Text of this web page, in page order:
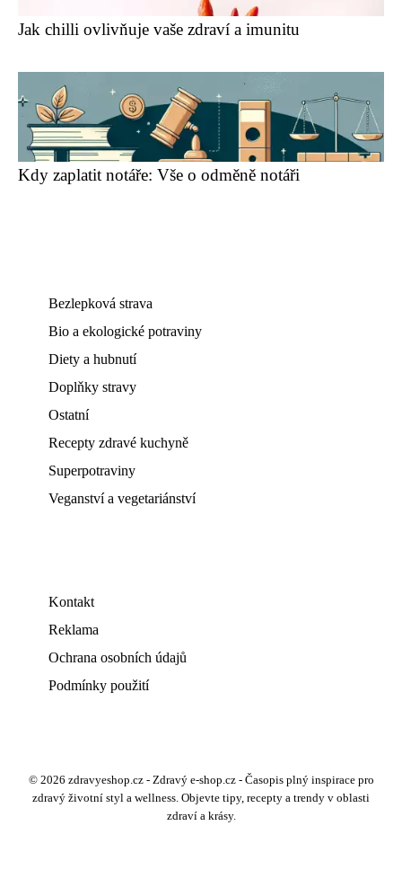
Jak chilli ovlivňuje vaše zdraví a imunitu
Kdy zaplatit notáře: Vše o odměně notáři
Bezlepková strava
Bio a ekologické potraviny
Diety a hubnutí
Doplňky stravy
Ostatní
Recepty zdravé kuchyně
Superpotraviny
Veganství a vegetariánství
Kontakt
Reklama
Ochrana osobních údajů
Podmínky použití
© 2026 zdravyeshop.cz - Zdravý e-shop.cz - Časopis plný inspirace pro
zdravý životní styl a wellness. Objevte tipy, recepty a trendy v oblasti
zdraví a krásy.